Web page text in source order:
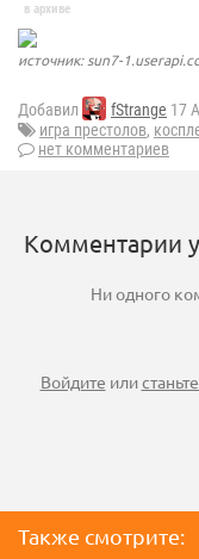
в архиве
источник: sun7-
Добавил fStrange 17
игра престолов,
нет комментариев
Комментарии
Ни одного
Войдите или
Также смотрите: